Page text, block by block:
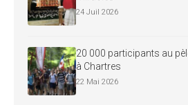
24 Juil 2026
20 000 participants au
à Chartres
22 Mai 2026